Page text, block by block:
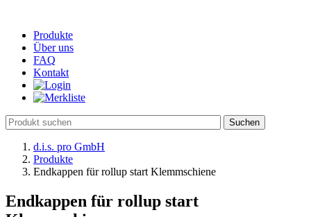
Produkte
Über uns
FAQ
Kontakt
d.i.s. pro GmbH
Produkte
Endkappen für rollup start Klemmschiene
Endkappen für rollup start